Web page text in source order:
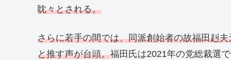
眈々とされる。
さらに若手の間では、同派創始者の故福田赳
と推す声が台頭。福田氏は2021年の党総裁選